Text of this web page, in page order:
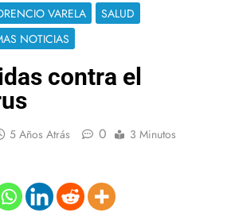
VARELA
SALUD
NOTICIAS
contra el
5 Años Atrás 0 3 Minutos